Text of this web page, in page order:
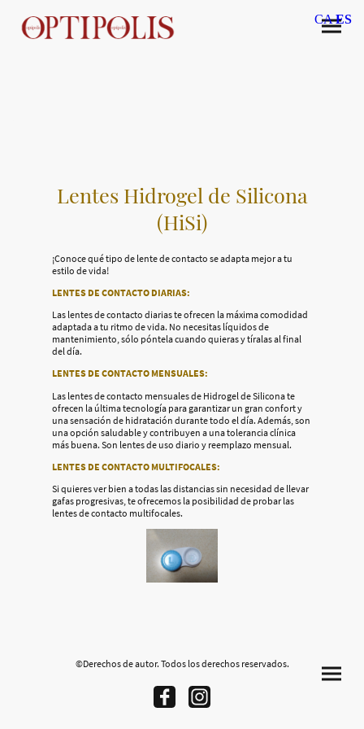
Lentes Hidrogel de Silicona
(HiSi)
¡Conoce qué tipo de lente de contacto se adapta mejor a tu
estilo de vida!
LENTES DE CONTACTO DIARIAS:
Las lentes de contacto diarias te ofrecen la máxima comodidad
adaptada a tu ritmo de vida. No necesitas líquidos de
mantenimiento, sólo póntela cuando quieras y tíralas al final
del día.
LENTES DE CONTACTO MENSUALES:
Las lentes de contacto mensuales de Hidrogel de Silicona te
ofrecen la última tecnología para garantizar un gran confort y
una sensación de hidratación durante todo el día. Además, son
una opción saludable y contribuyen a una tolerancia clínica
más buena. Son lentes de uso diario y reemplazo mensual.
LENTES DE CONTACTO MULTIFOCALES:
Si quieres ver bien a todas las distancias sin necesidad de llevar
gafas progresivas, te ofrecemos la posibilidad de probar las
lentes de contacto multifocales.
©Derechos de autor. Todos los derechos reservados.
CA ES